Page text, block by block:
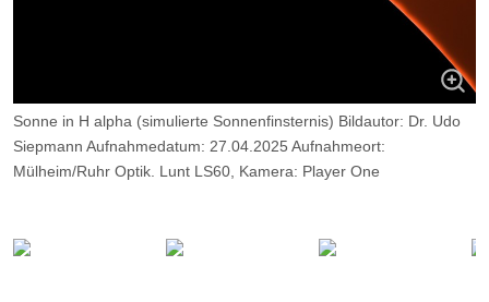
Sonne in H alpha (simulierte Sonnenfinsternis) Bildautor: Dr. Udo
Siepmann Aufnahmedatum: 27.04.2025 Aufnahmeort:
Mülheim/Ruhr Optik. Lunt LS60, Kamera: Player One